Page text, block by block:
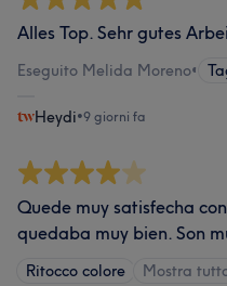
Alles Top. Sehr gutes
Eseguito Melida Moreno•
Heydi•9 giorni fa
Quede muy satisfecha
quedaba muy bien. Son
Ritocco colore Mostra